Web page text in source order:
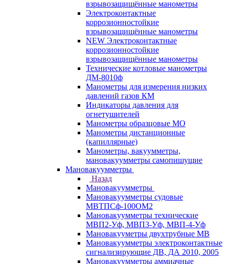
взрывозащищённые манометры
Электроконтактные
коррозионностойкие
взрывозащищённые манометры
NEW Электроконтактные
коррозионностойкие
взрывозащищённые манометры
Технические котловые манометры
ДМ-8010ф
Манометры для измерения низких
давлений газов КМ
Индикаторы давления для
огнетушителей
Манометры образцовые МО
Манометры дистанционные
(капиллярные)
Манометры, вакуумметры,
мановакуумметры самопишущие
Мановакуумметры
Назад
Мановакуумметры
Мановакуумметры судовые
МВТПСф-100ОМ2
Мановакуумметры технические
МВП2-Уф, МВП3-Уф, МВП-4-Уф
Мановакууметры двухтрубные МВ
Мановакуумметры электроконтактные
сигнализирующие ДВ, ДА 2010, 2005
Мановакуумметры аммиачные